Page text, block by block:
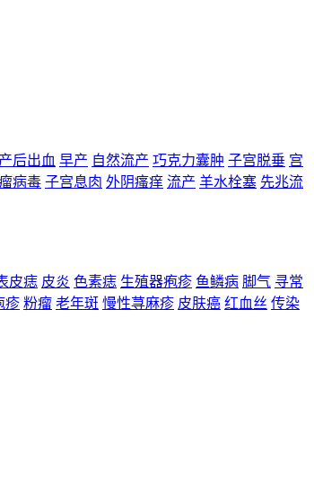
产后出血 早产 自然流产 巧克力囊肿 子宫脱垂 宫
病毒 子宫息肉 外阴瘙痒 流产 羊水栓塞 先兆流
皮痣 皮炎 色素痣 生殖器疱疹 鱼鳞病 脚气 寻常
疹 粉瘤 老年斑 慢性荨麻疹 皮肤癌 红血丝 传染